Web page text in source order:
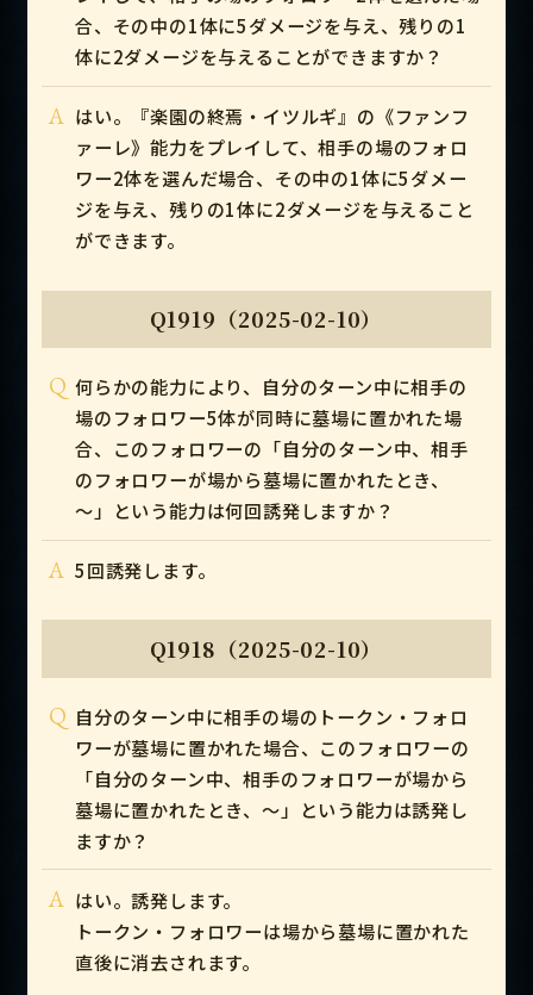
合、その中の1体に5ダメージを与え、残りの1
体に2ダメージを与えることができますか？
A はい。『楽園の終焉・イツルギ』の《ファンフ
ァーレ》能力をプレイして、相手の場のフォロ
ワー2体を選んだ場合、その中の1体に5ダメー
ジを与え、残りの1体に2ダメージを与えること
ができます。
Q1919（2025-02-10）
Q 何らかの能力により、自分のターン中に相手の
場のフォロワー5体が同時に墓場に置かれた場
合、このフォロワーの「自分のターン中、相手
のフォロワーが場から墓場に置かれたとき、
～」という能力は何回誘発しますか？
A 5回誘発します。
Q1918（2025-02-10）
Q 自分のターン中に相手の場のトークン・フォロ
ワーが墓場に置かれた場合、このフォロワーの
「自分のターン中、相手のフォロワーが場から
墓場に置かれたとき、～」という能力は誘発し
ますか？
A はい。誘発します。
トークン・フォロワーは場から墓場に置かれた
直後に消去されます。